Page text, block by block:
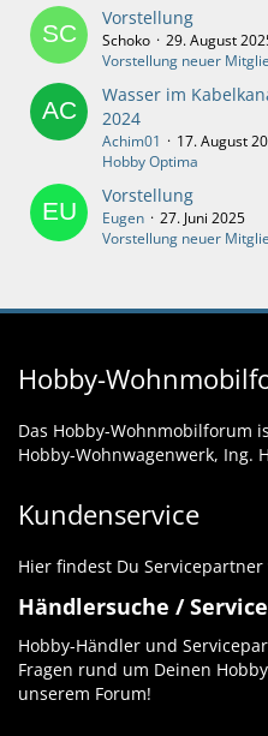
Vorstellung
Schoko
29. August
Vorstellung neuer
Wasser im
2024
Achim01
17. August
Hobby Optima
Vorstellung
Eugen
27. Juni 2025
Vorstellung neuer
Hobby-
Das Hobby-Wohnmobilforum
Hobby-Wohnwagenwerk, Ing.
Kundenservice
Hier findest Du Servicepartner
Händlersuche /
Hobby-Händler und
Fragen rund um Deinen
unserem Forum!